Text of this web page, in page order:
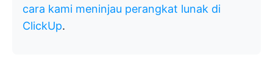
cara kami meninjau perangkat lunak di
ClickUp.